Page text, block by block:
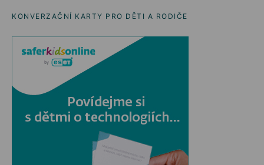
KONVERZAČNÍ KARTY PRO DĚTI A RODIČE